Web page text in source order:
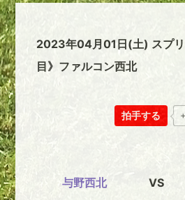
2023年04月01日(土) スプ
目》ファルコン西北
拍手する
与野西北 VS